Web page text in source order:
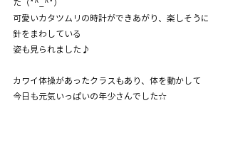
た（*^_^*）
可愛いカタツムリの時計ができあがり、楽しそうに
針をまわしている
姿も見られました♪
カワイ体操があったクラスもあり、体を動かして
今日も元気いっぱいの年少さんでした☆